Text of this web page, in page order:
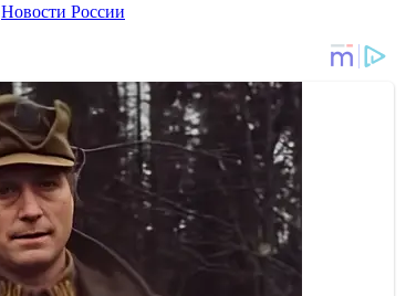
Новости России